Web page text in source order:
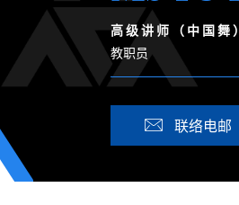
高 级 讲 师 （ 中 国 舞
教职员
联络电邮